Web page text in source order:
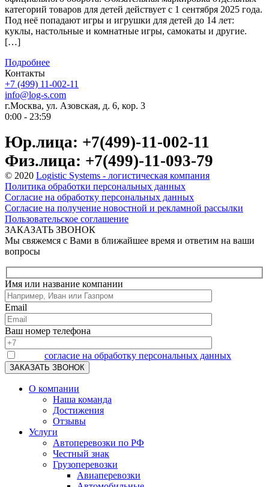
категорий товаров для детей действует с 1 сентября 2025 года.
Под неё попадают игры и игрушки для детей до 14 лет:
куклы, настольные и комнатные игры, самокаты и другие.
[…]
Подробнее
Контакты
+7 (499) 11-002-11
info@log-s.com
г.Москва, ул. Азовская, д. 6, кор. 3
0:00 - 23:59
Юр.лица: +7(499)-11-002-11
Физ.лица: +7(499)-11-093-79
© 2020 Logistic Systems - логистическая компания
Политика обработки персональных данных
Согласие на обработку персональных данных
Согласие на получение новостной и рекламной рассылки
Пользовательское соглашение
ЗАКАЗАТЬ ЗВОНОК
Мы свяжемся с Вами в ближайшее время и ответим на ваши
вопросы
Имя или название компании
Email
Ваш номер телефона
согласие на обработку персональных данных
О компании
Наша команда
Достижения
Отзывы
Услуги
Автоперевозки по РФ
Честный знак
Грузоперевозки
Авиаперевозки